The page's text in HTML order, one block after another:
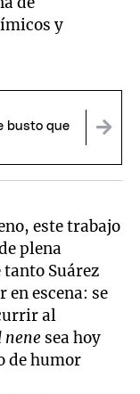
y
busto que
este trabajo
plena
Suárez
escena: se
al
nene sea hoy
de humor